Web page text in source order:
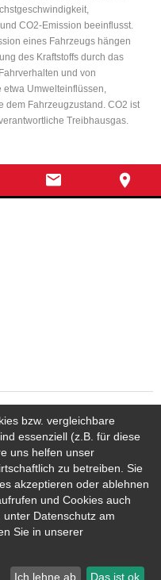
CO2-Emission beeinflusst.
eines Fahrzeugs hängen
des Kraftstoffs durch das
und von
Umwelteinflüssen,
dem Fahrzeugzustand. CO2 ist
Treibhausgas.
CIVIC E:HEV
CR-V E:HEV & E:PHEV
bzw. vergleichbare
essenziell (z.B. für diese
uns helfen unser
zu betreiben. Sie
akzeptieren oder ablehnen
und Cookies auch
Datenschutz am
Sie in unserer
Ich lehne ab Das ist ok